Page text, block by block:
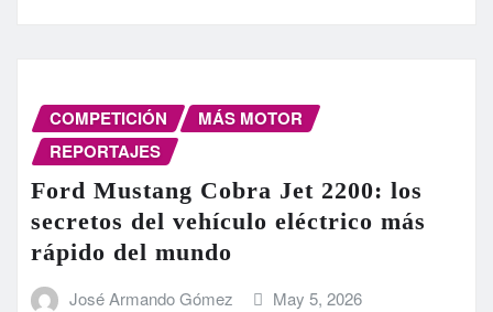
COMPETICIÓN
MÁS MOTOR
REPORTAJES
Ford Mustang Cobra Jet 2200: los
secretos del vehículo eléctrico más
rápido del mundo
José Armando Gómez May 5, 2026